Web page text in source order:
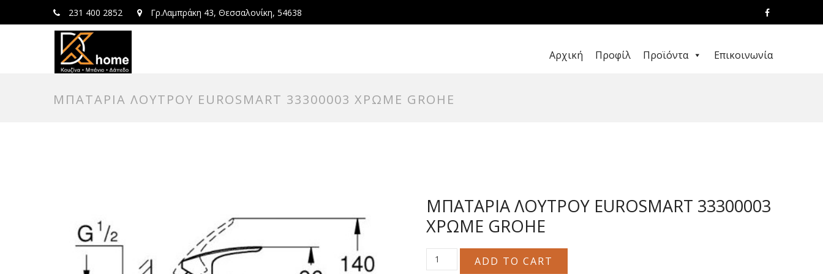
231 400 2852 Γρ.Λαμπράκη 43, Θεσσαλονίκη, 54638
Αρχική Προφίλ Προϊόντα Επικοινωνία
ΜΠΑΤΑΡΙΑ ΛΟΥΤΡΟΥ EUROSMART 33300003 ΧΡΩΜΕ GROHE
ΜΠΑΤΑΡΙΑ ΛΟΥΤΡΟΥ EUROSMART 33300003
ΧΡΩΜΕ GROHE
ΜΠΑΤΑΡΙΑ
ΛΟΥΤΡΟΥ
ADD TO CART